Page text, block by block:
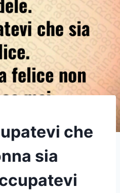
che
sia